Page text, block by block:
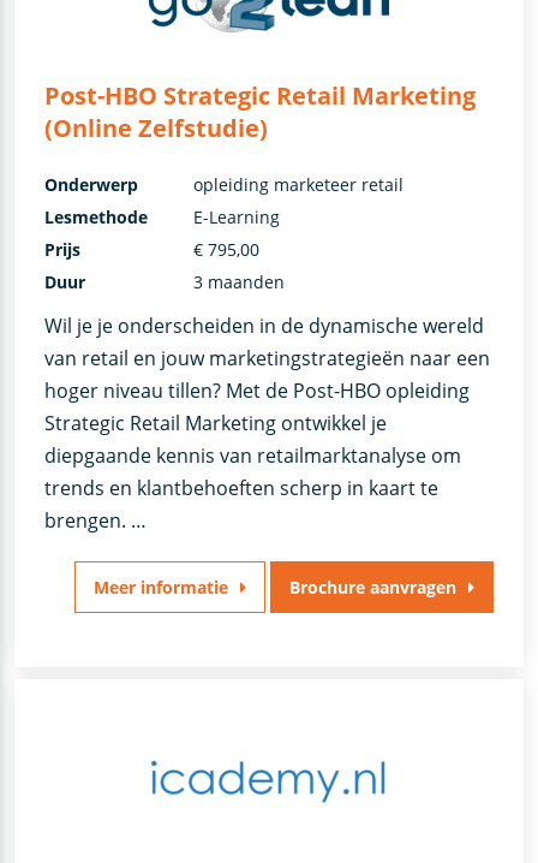
Post-HBO Strategic Retail Marketing
(Online Zelfstudie)
Wil je je onderscheiden in de dynamische wereld
van retail en jouw marketingstrategieën naar een
hoger niveau tillen? Met de Post-HBO opleiding
Strategic Retail Marketing ontwikkel je
diepgaande kennis van retailmarktanalyse om
trends en klantbehoeften scherp in kaart te
brengen. …
Onderwerp
opleiding marketeer retail
Lesmethode
E-Learning
Prijs
€ 795,00
Duur
3 maanden
Meer informatie Brochure aanvragen